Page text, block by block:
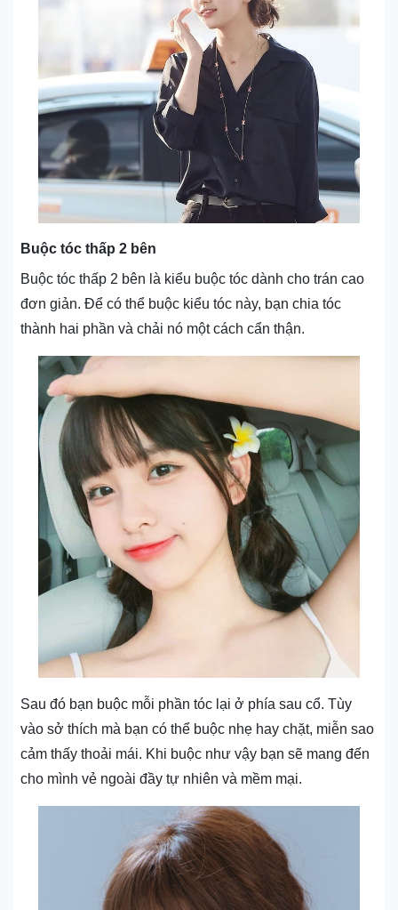
Buộc tóc thấp 2 bên
Buộc tóc thấp 2 bên là kiểu buộc tóc dành cho trán cao
đơn giản. Để có thể buộc kiểu tóc này, bạn chia tóc
thành hai phần và chải nó một cách cẩn thận.
Sau đó bạn buộc mỗi phần tóc lại ở phía sau cổ. Tùy
vào sở thích mà bạn có thể buộc nhẹ hay chặt, miễn sao
cảm thấy thoải mái. Khi buộc như vậy bạn sẽ mang đến
cho mình vẻ ngoài đầy tự nhiên và mềm mại.